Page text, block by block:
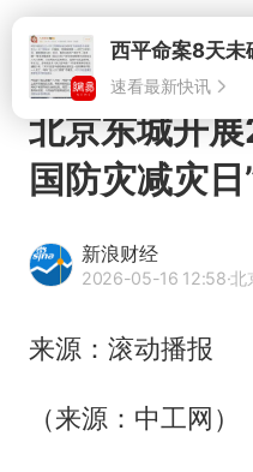
北京东城开
国防灾减灾
新浪财经
2026-05-16 12:58·北
来源：滚动播报
（来源：中工网）